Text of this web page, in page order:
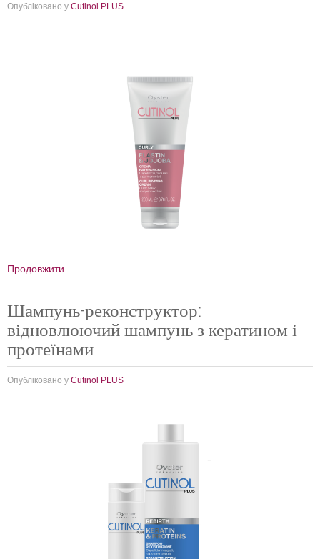
Опубліковано у Cutinol PLUS
Продовжити
Шампунь-реконструктор:
відновлюючий шампунь з кератином і
протеїнами
Опубліковано у Cutinol PLUS